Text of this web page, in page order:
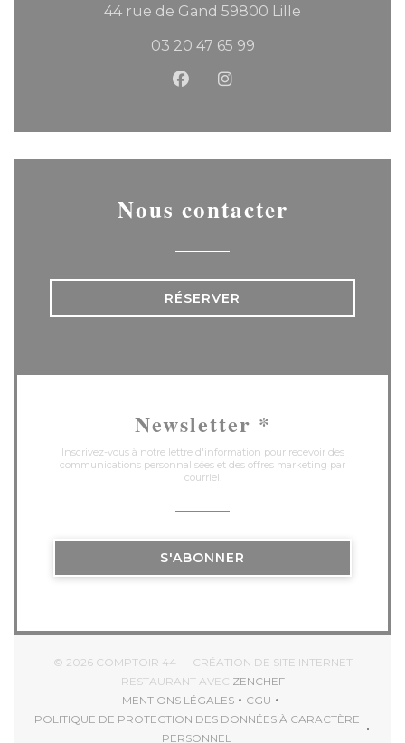
44 rue de Gand 59800 Lille
03 20 47 65 99
Facebook ((ouvre une
Instagram ((ouvre
Nous contacter
RÉSERVER
Newsletter *
Inscrivez-vous à notre lettre d'information pour recevoir des
communications personnalisées et des offres marketing par
courriel.
S'ABONNER
© 2026 COMPTOIR 44 — CRÉATION DE SITE INTERNET
RESTAURANT AVEC ZENCHEF((OUVRE UNE
MENTIONS LÉGALES
((OUVRE UNE NOUVELLE FENÊTRE))
CGU
((OUVRE UNE NOUVELLE
POLITIQUE DE PROTECTION DES DONNÉES À CARACTÈRE
PERSONNEL((OUVRE UNE NOUVELLE FENÊTRE))